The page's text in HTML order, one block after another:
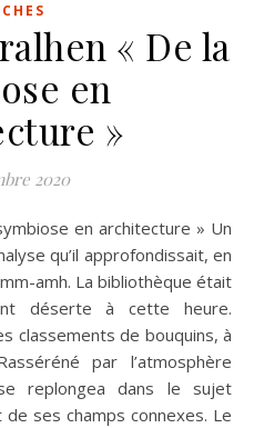
« De la
en
»
2020
qu’il approfondissait, en
amh. La bibliothèque était
déserte à cette heure.
classements de bouquins, à
par l’atmosphère
replongea dans le sujet
ses champs connexes. Le